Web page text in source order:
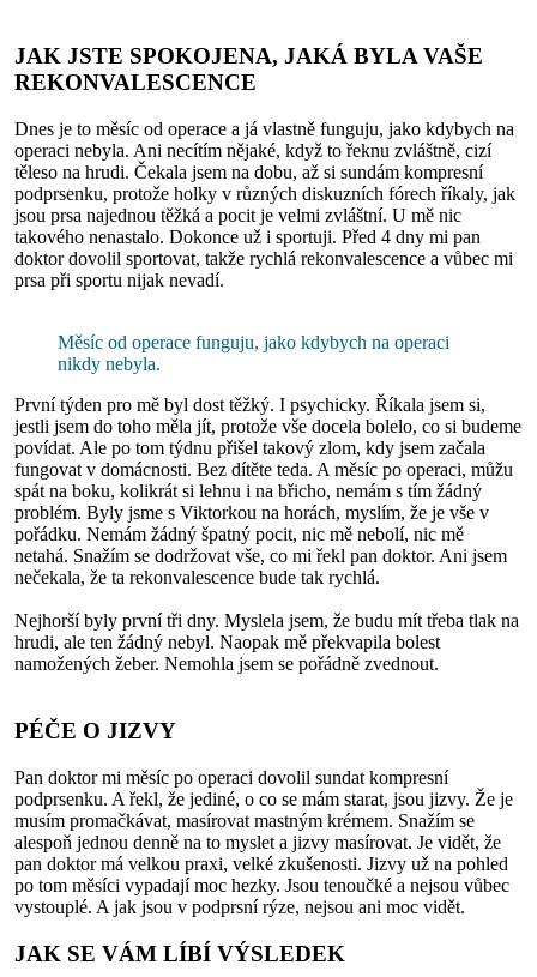
JAK JSTE SPOKOJENA, JAKÁ BYLA VAŠE
REKONVALESCENCE
Dnes je to měsíc od operace a já vlastně funguju, jako kdybych na
operaci nebyla. Ani necítím nějaké, když to řeknu zvláštně, cizí
těleso na hrudi. Čekala jsem na dobu, až si sundám kompresní
podprsenku, protože holky v různých diskuzních fórech říkaly, jak
jsou prsa najednou těžká a pocit je velmi zvláštní. U mě nic
takového nenastalo. Dokonce už i sportuji. Před 4 dny mi pan
doktor dovolil sportovat, takže rychlá rekonvalescence a vůbec mi
prsa při sportu nijak nevadí.
Měsíc od operace funguju, jako kdybych na operaci
nikdy nebyla.
První týden pro mě byl dost těžký. I psychicky. Říkala jsem si,
jestli jsem do toho měla jít, protože vše docela bolelo, co si budeme
povídat. Ale po tom týdnu přišel takový zlom, kdy jsem začala
fungovat v domácnosti. Bez dítěte teda. A měsíc po operaci, můžu
spát na boku, kolikrát si lehnu i na břicho, nemám s tím žádný
problém. Byly jsme s Viktorkou na horách, myslím, že je vše v
pořádku. Nemám žádný špatný pocit, nic mě nebolí, nic mě
netahá. Snažím se dodržovat vše, co mi řekl pan doktor. Ani jsem
nečekala, že ta rekonvalescence bude tak rychlá.
Nejhorší byly první tři dny. Myslela jsem, že budu mít třeba tlak na
hrudi, ale ten žádný nebyl. Naopak mě překvapila bolest
namožených žeber. Nemohla jsem se pořádně zvednout.
PÉČE O JIZVY
Pan doktor mi měsíc po operaci dovolil sundat kompresní
podprsenku. A řekl, že jediné, o co se mám starat, jsou jizvy. Že je
musím promačkávat, masírovat mastným krémem. Snažím se
alespoň jednou denně na to myslet a jizvy masírovat. Je vidět, že
pan doktor má velkou praxi, velké zkušenosti. Jizvy už na pohled
po tom měsíci vypadají moc hezky. Jsou tenoučké a nejsou vůbec
vystouplé. A jak jsou v podprsní rýze, nejsou ani moc vidět.
JAK SE VÁM LÍBÍ VÝSLEDEK